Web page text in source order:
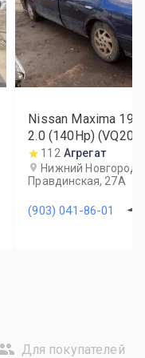
Nissan Maxima
2.0 (140Hp)
112 Агрегат
Нижний Новгород,
Правдинская, 27А
(903) 041-86-01
Для покупателей